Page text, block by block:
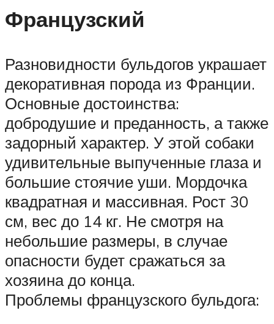
Французский
Разновидности бульдогов украшает
декоративная порода из Франции.
Основные достоинства:
добродушие и преданность, а также
задорный характер. У этой собаки
удивительные выпученные глаза и
большие стоячие уши. Мордочка
квадратная и массивная. Рост 30
см, вес до 14 кг. Не смотря на
небольшие размеры, в случае
опасности будет сражаться за
хозяина до конца.
Проблемы французского бульдога: